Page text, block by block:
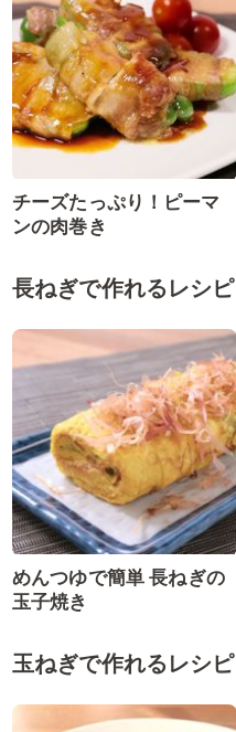
チーズたっぷり！ピーマ
ンの肉巻き
長ねぎで作れるレシピ
めんつゆで簡単 長ねぎの
玉子焼き
玉ねぎで作れるレシピ